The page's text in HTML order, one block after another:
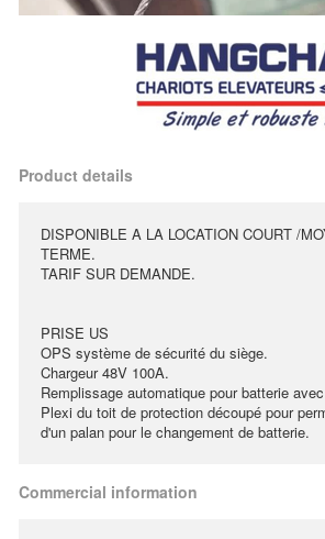
Product details
DISPONIBLE A LA LOCATION COURT /
TERME.
TARIF SUR DEMANDE.
PRISE US
OPS système de sécurité du siège.
Chargeur 48V 100A.
Remplissage automatique pour batterie
Plexi du toit de protection découpé pour
d'un palan pour le changement de batterie.
Commercial information